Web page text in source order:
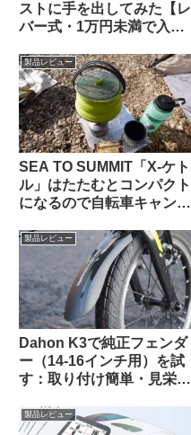
ストに手を出してみた【レ
バー式・1万円未満で入門
製品レビュー
SEA TO SUMMIT「X-ケト
ル」はたたむとコンパクト
になるので自転車キャンツ
ン製品レビュー
Dahon K3で純正フェンダ
ー（14-16インチ用）を試
す：取り付け簡単・見栄え
きる？
製品レビュー